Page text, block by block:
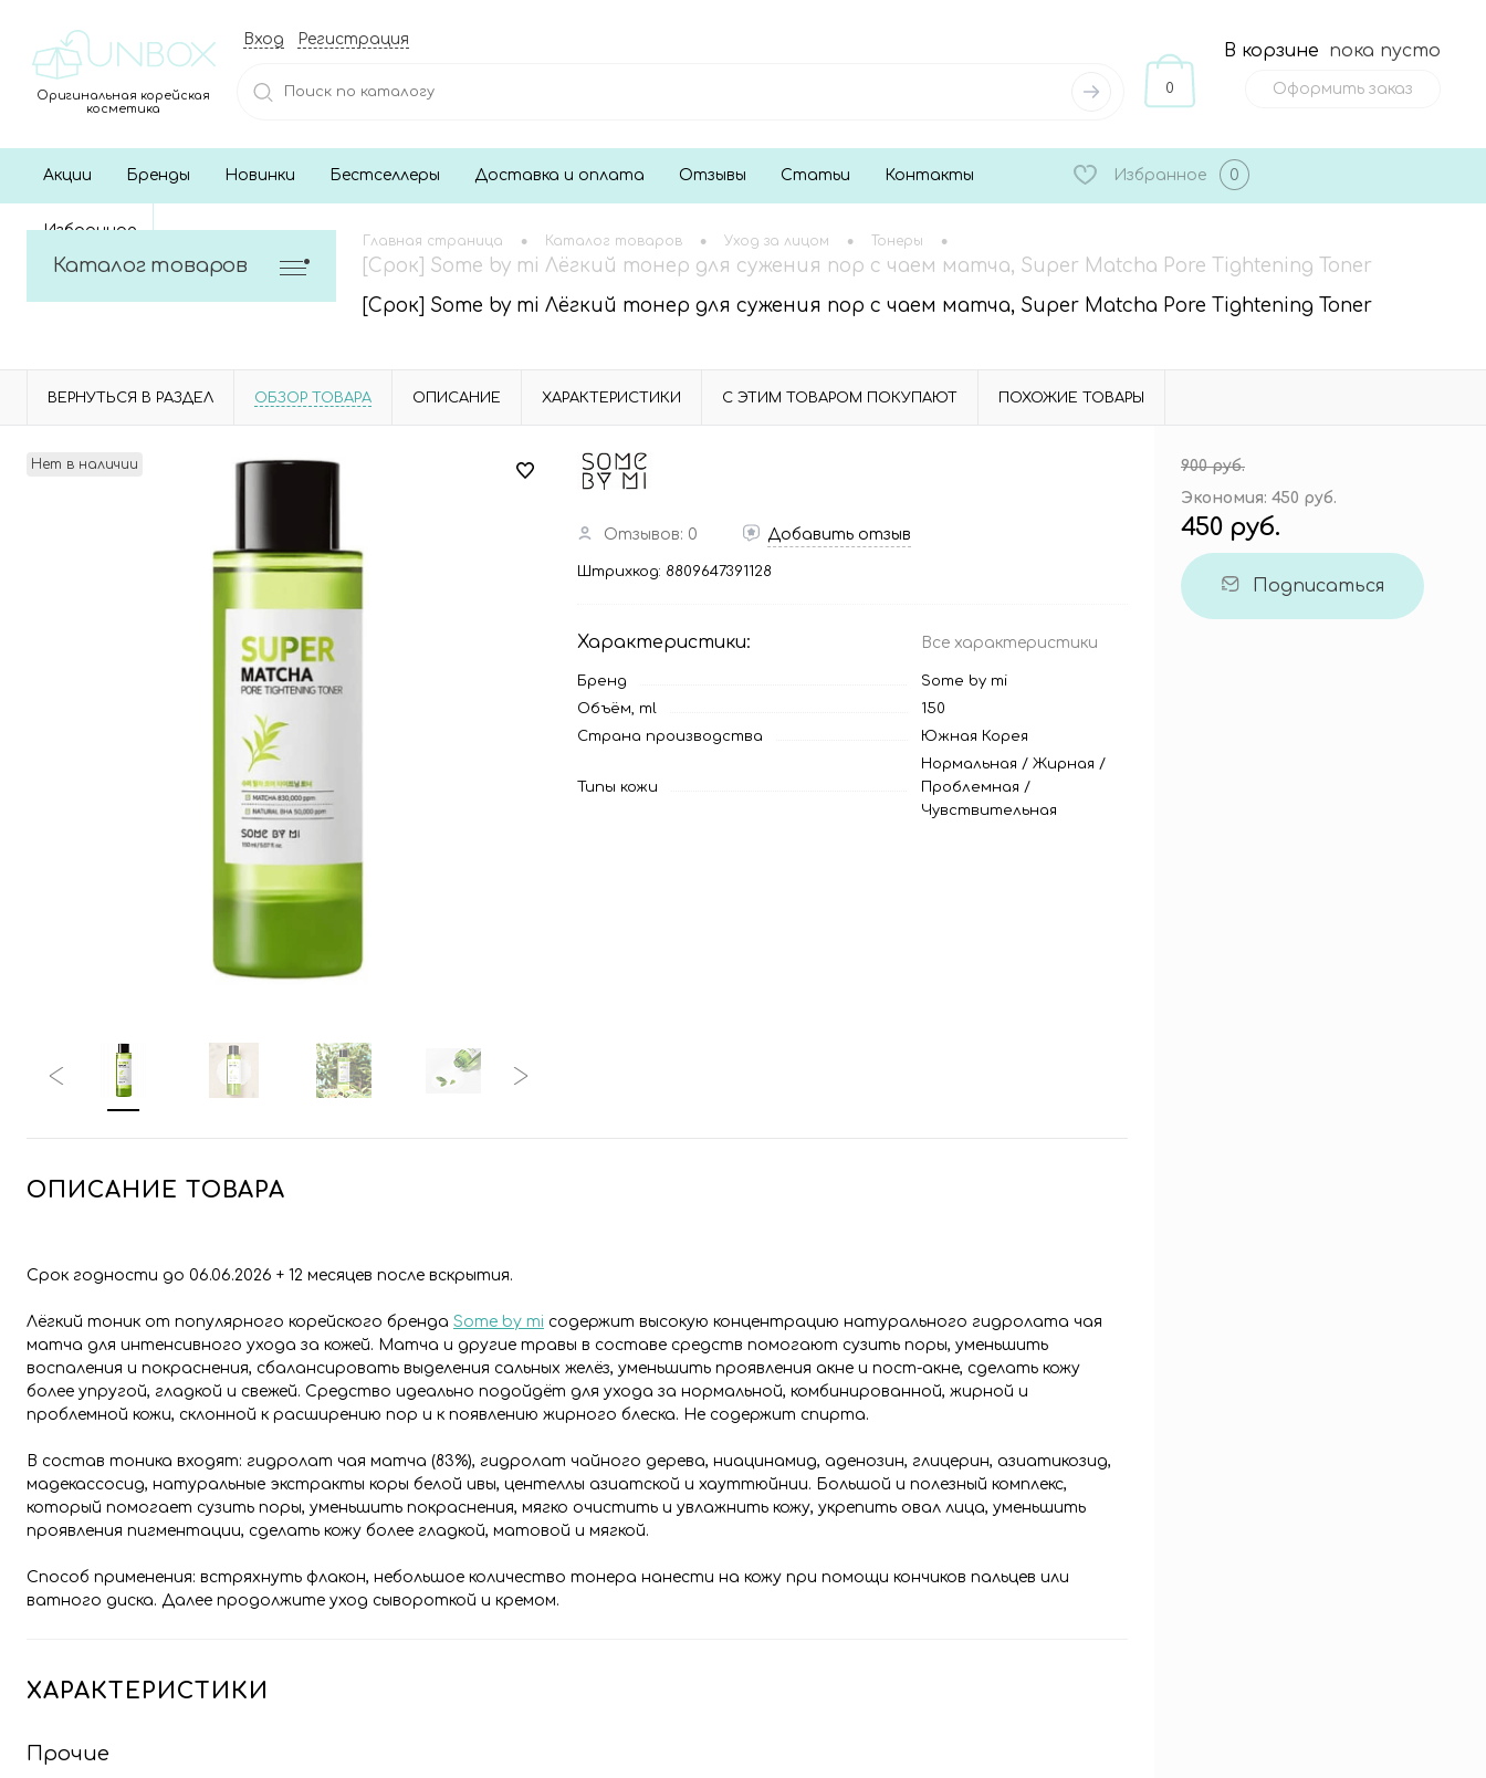
Оригинальная корейская
косметика
Вход Регистрация
0
В корзине пока пусто
Оформить заказ
Акции Бренды Новинки Бестселлеры Доставка и оплата Отзывы Статьи Контакты
Избранное
Избранное 0
Каталог товаров
Главная страница • Каталог товаров • Уход за лицом • Тонеры •
[Срок] Some by mi Лёгкий тонер для сужения пор с чаем матча, Super Matcha Pore Tightening Toner
[Срок] Some by mi Лёгкий тонер для сужения пор с чаем матча, Super Matcha Pore Tightening Toner
ВЕРНУТЬСЯ В РАЗДЕЛ ОБЗОР ТОВАРА ОПИСАНИЕ ХАРАКТЕРИСТИКИ С ЭТИМ ТОВАРОМ ПОКУПАЮТ ПОХОЖИЕ ТОВАРЫ
Нет в наличии
Отзывов: 0 Добавить отзыв
Штрихкод: 8809647391128
Характеристики: Все характеристики
Бренд
Some by mi
Объём, ml
150
Страна производства
Южная Корея
Типы кожи
Нормальная / Жирная /
Проблемная /
Чувствительная
ОПИСАНИЕ ТОВАРА
Срок годности до 06.06.2026 + 12 месяцев после вскрытия.
Лёгкий тоник от популярного корейского бренда Some by mi содержит высокую концентрацию натурального гидролата чая
матча для интенсивного ухода за кожей. Матча и другие травы в составе средств помогают сузить поры, уменьшить
воспаления и покраснения, сбалансировать выделения сальных желёз, уменьшить проявления акне и пост-акне, сделать кожу
более упругой, гладкой и свежей. Средство идеально подойдёт для ухода за нормальной, комбинированной, жирной и
проблемной кожи, склонной к расширению пор и к появлению жирного блеска. Не содержит спирта.
В состав тоника входят: гидролат чая матча (83%), гидролат чайного дерева, ниацинамид, аденозин, глицерин, азиатикозид,
мадекассосид, натуральные экстракты коры белой ивы, центеллы азиатской и хауттюйнии. Большой и полезный комплекс,
который помогает сузить поры, уменьшить покраснения, мягко очистить и увлажнить кожу, укрепить овал лица, уменьшить
проявления пигментации, сделать кожу более гладкой, матовой и мягкой.
Способ применения: встряхнуть флакон, небольшое количество тонера нанести на кожу при помощи кончиков пальцев или
ватного диска. Далее продолжите уход сывороткой и кремом.
ХАРАКТЕРИСТИКИ
Прочие
900 руб.
Экономия: 450 руб.
450 руб.
Подписаться